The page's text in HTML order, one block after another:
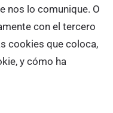
nos lo comunique. O
con el tercero
cookies que coloca,
y cómo ha